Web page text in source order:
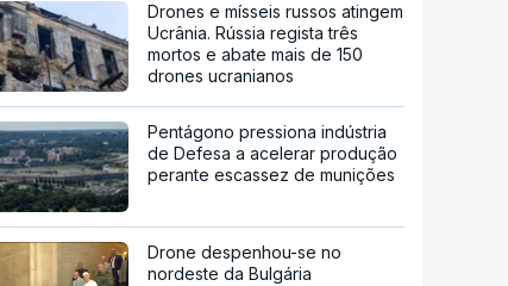
Drones e mísseis russos atingem
Ucrânia. Rússia regista três
mortos e abate mais de 150
drones ucranianos
Pentágono pressiona indústria
de Defesa a acelerar produção
perante escassez de munições
Drone despenhou-se no
nordeste da Bulgária